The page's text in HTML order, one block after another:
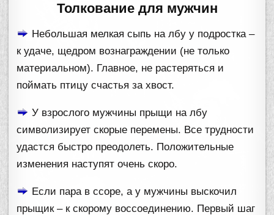
Толкование для мужчин
Небольшая мелкая сыпь на лбу у подростка –
к удаче, щедром вознаграждении (не только
материальном). Главное, не растеряться и
поймать птицу счастья за хвост.
У взрослого мужчины прыщи на лбу
символизирует скорые перемены. Все трудности
удастся быстро преодолеть. Положительные
изменения наступят очень скоро.
Если пара в ссоре, а у мужчины выскочил
прыщик – к скорому воссоединению. Первый шаг